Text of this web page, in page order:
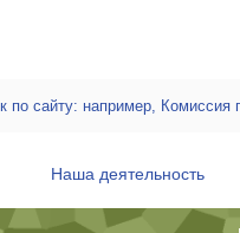
Наша деятельность